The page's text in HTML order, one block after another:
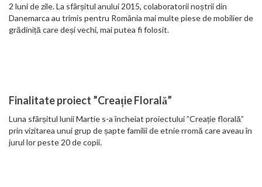
2 luni de zile. La sfârșitul anului 2015, colaboratorii noștrii din
Danemarca au trimis pentru România mai multe piese de mobilier de
grădiniță care deși vechi, mai putea fi folosit.
Finalitate proiect ”Creație Florală”
Luna sfârșitul lunii Martie s-a încheiat proiectului ”Creație florală”
prin vizitarea unui grup de șapte familii de etnie rromă care aveau în
jurul lor peste 20 de copii.